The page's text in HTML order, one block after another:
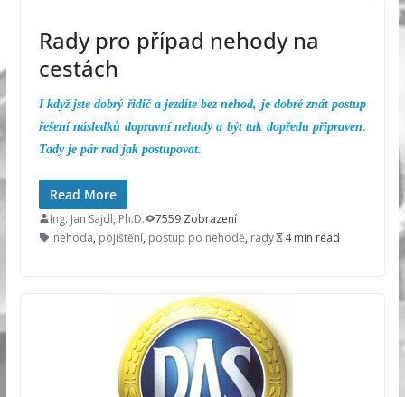
Rady pro případ nehody na
cestách
I když jste dobrý řidič a jezdíte bez nehod, je dobré znát postup
řešení následků dopravní nehody a být tak dopředu připraven.
Tady je pár rad jak postupovat.
Read More
Ing. Jan Sajdl, Ph.D.
7559 Zobrazení
nehoda, pojištění, postup po nehodě, rady 4 min read